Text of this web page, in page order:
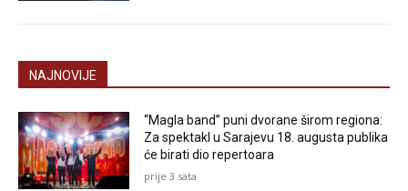
NAJNOVIJE
“Magla band” puni dvorane širom regiona:
Za spektakl u Sarajevu 18. augusta publika
će birati dio repertoara
prije 3 sata